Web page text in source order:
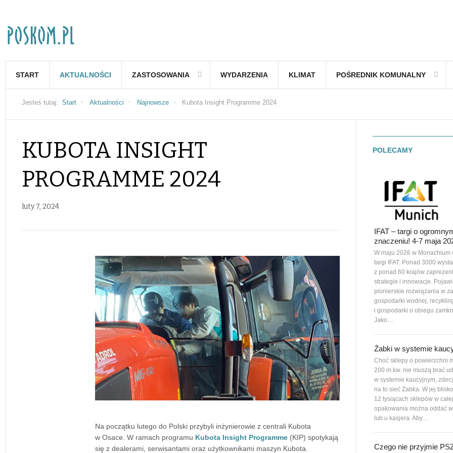
START AKTUALNOŚCI ZASTOSOWANIA WYDARZENIA KLIMAT POŚREDNIK KOMUNALNY
Jesteś tutaj: Start Aktualności Najnowsze Kubota Insight Programme 2024
KUBOTA INSIGHT
PROGRAMME 2024
luty 7, 2024
Na początku lutego do Polski przybyli inżynierowie z centrali Kubota
w Osace. W ramach programu Kubota Insight Programme (KIP) spotykają
się z dealerami, serwisantami oraz użytkownikami maszyn Kubota.
POLECAMY
IFAT – targi o
znaczeniu! 4-7 maja
W maju 2026 w Monachium
targi IFAT. Ponad 3000
z ponad 60 krajów
strategie i innowacje.
pionierskie rozwiązania w
gospodarki wodnej,
i gospodarki o obiegu
Jako…
Żabki w systemie
Choć sklepy o powierzchni
200 m.kw. nie muszą brać
w systemie kaucyjnym,
na to sieć Żabka. W jej blisko
12 tysiącach sklepów w
opakowania można oddać
lub u kasjera. Aby…
Czego nie przyjmie